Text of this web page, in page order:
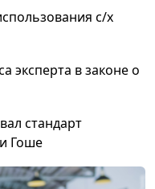
с/х
эксперта в законе о
стандарт
Гоше